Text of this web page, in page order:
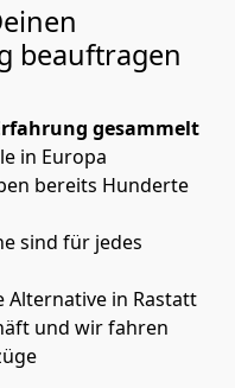
beauftragen
gesammelt
in Europa
bereits Hunderte
sind für jedes
Alternative in Rastatt
und wir fahren